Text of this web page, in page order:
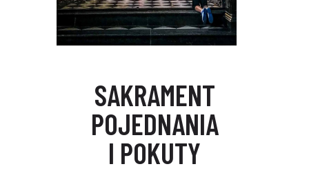
SAKRAMENT
POJEDNANIA
I POKUTY